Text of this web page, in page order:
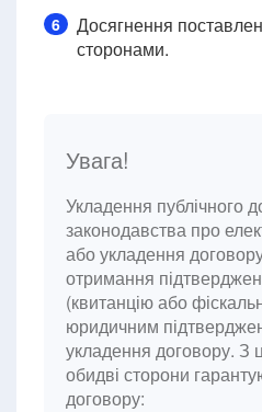
6
Досягнення
сторонами.
Увага!
Укладення публічного
законодавства про
або укладення
отримання
(квитанцію або
юридичним
укладення договору. З
обидві сторони
договору: